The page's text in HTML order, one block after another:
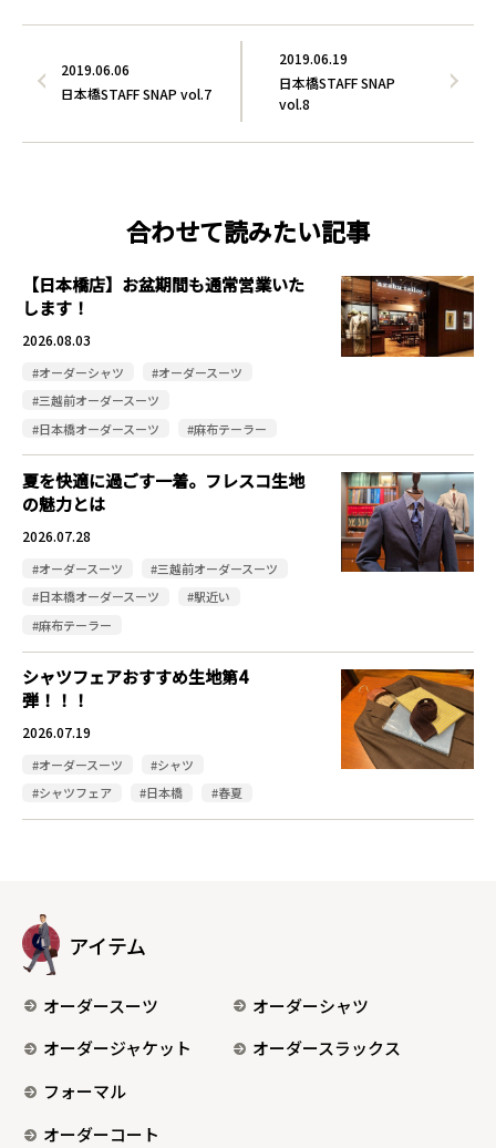
2019.06.19
日本橋STAFF SNAP
vol.8
2019.06.06
日本橋STAFF SNAP vol.7
合わせて読みたい記事
【日本橋店】お盆期間も通常営業いた
します！
2026.08.03
#オーダーシャツ
#オーダースーツ
#三越前オーダースーツ
#日本橋オーダースーツ
#麻布テーラー
夏を快適に過ごす一着。フレスコ生地
の魅力とは
2026.07.28
#オーダースーツ
#三越前オーダースーツ
#日本橋オーダースーツ
#駅近い
#麻布テーラー
シャツフェアおすすめ生地第4
弾！！！
2026.07.19
#オーダースーツ
#シャツ
#シャツフェア
#日本橋 #春夏
アイテム
オーダースーツ
オーダーシャツ
オーダージャケット
オーダースラックス
フォーマル
オーダーコート